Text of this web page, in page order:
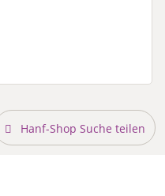
Hanf-Shop Suche teilen